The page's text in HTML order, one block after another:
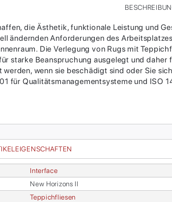
In­ter­face
New Ho­ri­zons II
Tep­pich­flie­sen
die Ästhetik, funktionale Leistung und
ändernden Anforderungen des
Die Verlegung von Rugs mit
starke Beanspruchung ausgelegt und
wenn sie beschädigt sind oder Sie
für Qualitätsmanagementsysteme und ISO